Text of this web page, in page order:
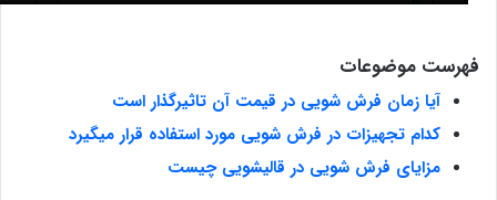
فهرست موضوعات
آیا زمان فرش شویی در قیمت آن تاثیرگذار است
کدام تجهیزات در فرش شویی مورد استفاده قرار میگیرد
مزایای فرش شویی در قالیشویی چیست